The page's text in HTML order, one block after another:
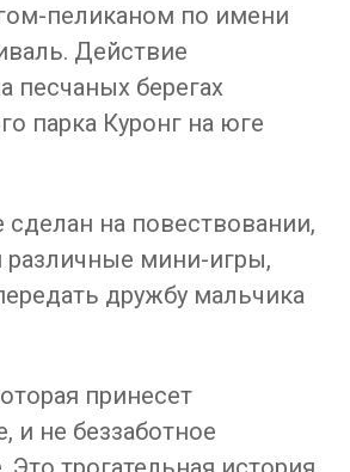
пеликаном по имени
Действие
песчаных берегах
парка Куронг на юге
сделан на повествовании,
различные мини-игры,
дружбу мальчика
принесет
и не беззаботное